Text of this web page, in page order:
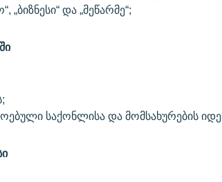
„ბიზნესი“ და „მეწარმე“;
საქონლისა და მომსახურების